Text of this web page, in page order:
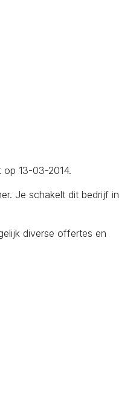
13-03-2014.
Je schakelt dit bedrijf in
diverse offertes en